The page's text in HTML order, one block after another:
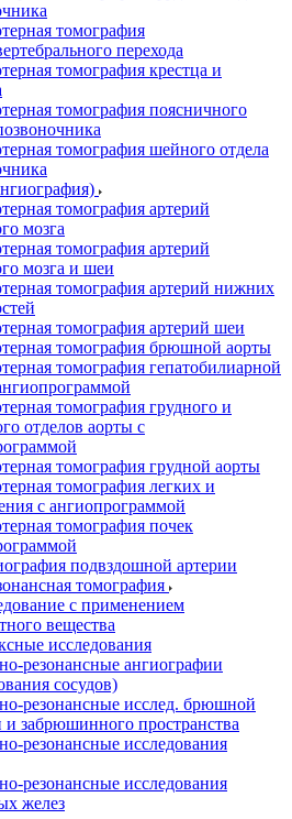
томография
перехода
томография крестца и
томография поясничного
томография шейного отдела
томография артерий
мозга
томография артерий
мозга и шеи
томография артерий нижних
томография артерий шеи
томография брюшной аорты
томография гепатобилиарной
томография грудного и
отделов аорты с
томография грудной аорты
томография легких и
с ангиопрограммой
томография почек
подвздошной артерии
томография
с применением
вещества
исследования
резонансные ангиографии
сосудов)
резонансные исслед. брюшной
и забрюшинного пространства
резонансные исследования
резонансные исследования
желез